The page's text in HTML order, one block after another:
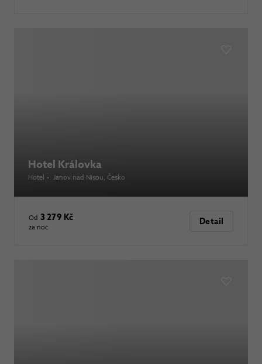
Hotel Královka
Hotel • Janov nad Nisou, Česko
Od 3 279 Kč
za noc
Detail